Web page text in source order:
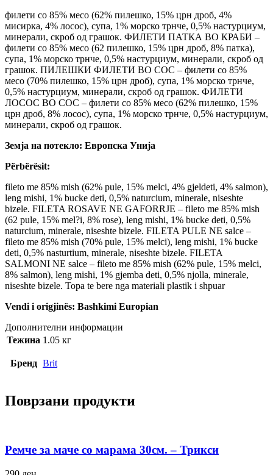
филети со 85% месо (62% пилешко, 15% црн дроб, 4%
мисирка, 4% лосос), супа, 1% морско трнче, 0,5% настурциум,
минерали, скроб од грашок. ФИЛЕТИ ПАТКА ВО КРАБИ –
филети со 85% месо (62 пилешко, 15% црн дроб, 8% патка),
супа, 1% морско трнче, 0,5% настурциум, минерали, скроб од
грашок. ПИЛЕШКИ ФИЛЕТИ ВО СОС – филети со 85%
месо (70% пилешко, 15% црн дроб), супа, 1% морско трнче,
0,5% настурциум, минерали, скроб од грашок. ФИЛЕТИ
ЛОСОС ВО СОС – филети со 85% месо (62% пилешко, 15%
црн дроб, 8% лосос), супа, 1% морско трнче, 0,5% настурциум,
минерали, скроб од грашок.
Земја на потекло: Европска Унија
Përbërësit:
fileto me 85% mish (62% pule, 15% melci, 4% gjeldeti, 4% salmon),
leng mishi, 1% bucke deti, 0,5% naturcium, minerale, niseshte
bizele. FILETA ROSAVE NE GAFORRJE – fileto me 85% mish
(62 pule, 15% mel?i, 8% rose), leng mishi, 1% bucke deti, 0,5%
naturcium, minerale, niseshte bizele. FILETA PULE NE salce –
fileto me 85% mish (70% pule, 15% melci), leng mishi, 1% bucke
deti, 0,5% nasturtium, minerale, niseshte bizele. FILETA
SALMONI NE salce – fileto me 85% mish (62% pule, 15% melci,
8% salmon), leng mishi, 1% gjemba deti, 0,5% njolla, minerale,
niseshte bizele. Topa te bere nga materiali plastik i shpuar
Vendi i origjinës: Bashkimi Europian
Дополнителни информации
Тежина 1.05 кг
Бренд Brit
Поврзани продукти
Ремче за маче со марама 30см. – Трикси